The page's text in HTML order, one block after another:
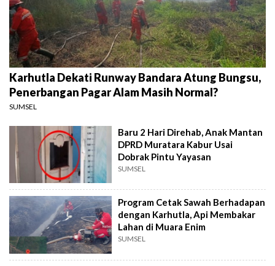
Karhutla Dekati Runway Bandara Atung Bungsu,
Penerbangan Pagar Alam Masih Normal?
SUMSEL
Baru 2 Hari Direhab, Anak Mantan
DPRD Muratara Kabur Usai
Dobrak Pintu Yayasan
SUMSEL
Program Cetak Sawah Berhadapan
dengan Karhutla, Api Membakar
Lahan di Muara Enim
SUMSEL